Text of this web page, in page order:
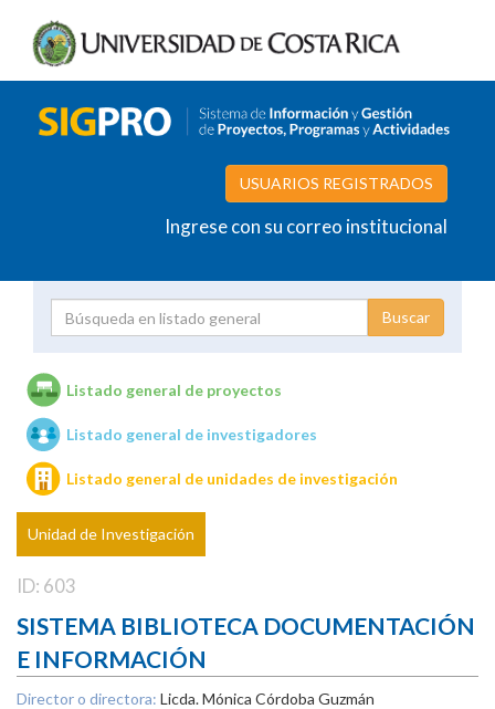
USUARIOS REGISTRADOS
Ingrese con su correo institucional
Unidades de investigación
Listado general de proyectos
Listado general de investigadores
Listado general de unidades de investigación
Unidad de Investigación
ID: 603
SISTEMA BIBLIOTECA DOCUMENTACIÓN
E INFORMACIÓN
Director o directora: Licda. Mónica Córdoba Guzmán